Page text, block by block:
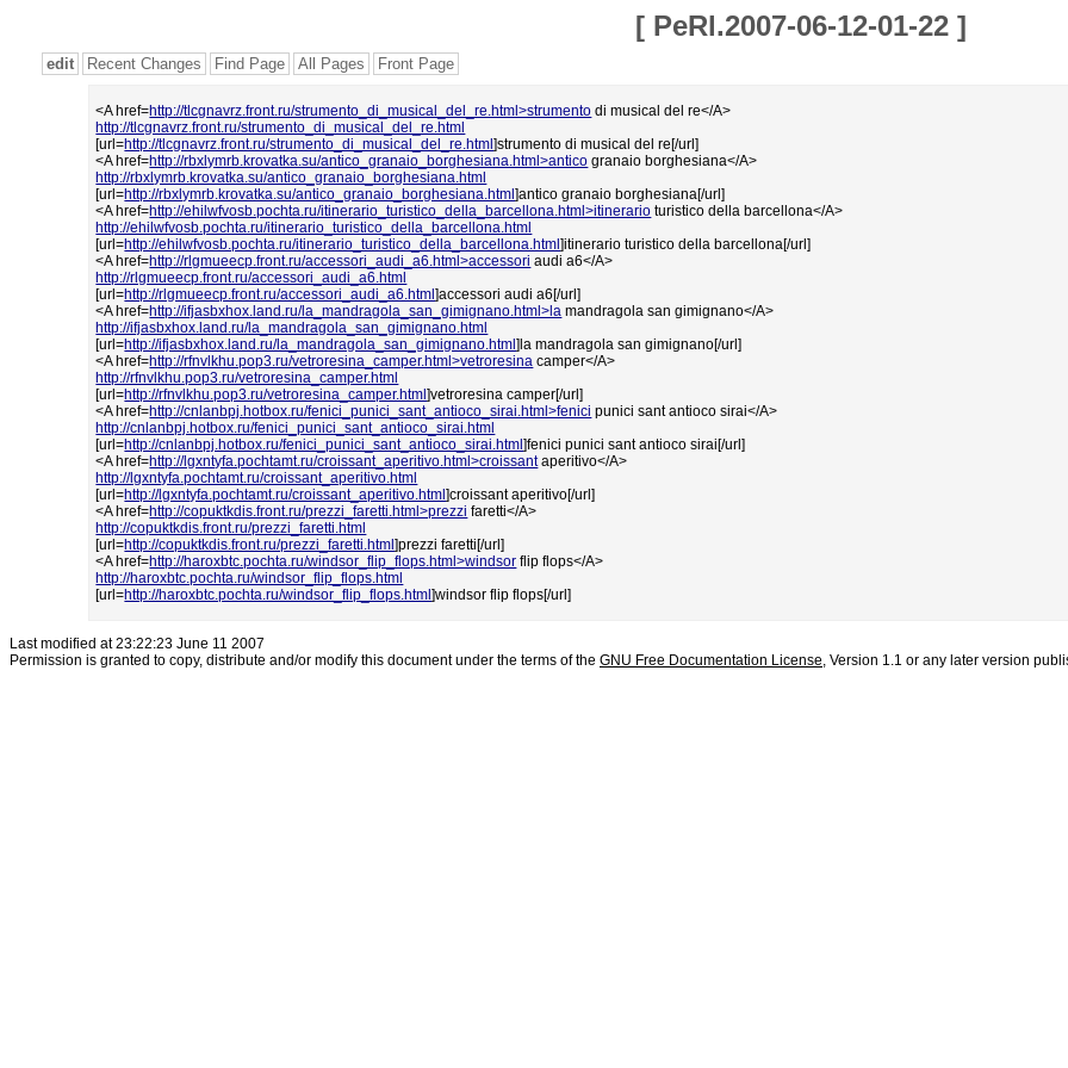
[ PeRl.2007-06-12-01-22 ]
edit Recent Changes Find Page All Pages Front Page
<A href=http://tlcgnavrz.front.ru/strumento_di_musical_del_re.html>strumento di musical del re</A>
http://tlcgnavrz.front.ru/strumento_di_musical_del_re.html
[url=http://tlcgnavrz.front.ru/strumento_di_musical_del_re.html]strumento di musical del re[/url]
<A href=http://rbxlymrb.krovatka.su/antico_granaio_borghesiana.html>antico granaio borghesiana</A>
http://rbxlymrb.krovatka.su/antico_granaio_borghesiana.html
[url=http://rbxlymrb.krovatka.su/antico_granaio_borghesiana.html]antico granaio borghesiana[/url]
<A href=http://ehilwfvosb.pochta.ru/itinerario_turistico_della_barcellona.html>itinerario turistico della barcellona</A>
http://ehilwfvosb.pochta.ru/itinerario_turistico_della_barcellona.html
[url=http://ehilwfvosb.pochta.ru/itinerario_turistico_della_barcellona.html]itinerario turistico della barcellona[/url]
<A href=http://rlgmueecp.front.ru/accessori_audi_a6.html>accessori audi a6</A>
http://rlgmueecp.front.ru/accessori_audi_a6.html
[url=http://rlgmueecp.front.ru/accessori_audi_a6.html]accessori audi a6[/url]
<A href=http://ifjasbxhox.land.ru/la_mandragola_san_gimignano.html>la mandragola san gimignano</A>
http://ifjasbxhox.land.ru/la_mandragola_san_gimignano.html
[url=http://ifjasbxhox.land.ru/la_mandragola_san_gimignano.html]la mandragola san gimignano[/url]
<A href=http://rfnvlkhu.pop3.ru/vetroresina_camper.html>vetroresina camper</A>
http://rfnvlkhu.pop3.ru/vetroresina_camper.html
[url=http://rfnvlkhu.pop3.ru/vetroresina_camper.html]vetroresina camper[/url]
<A href=http://cnlanbpj.hotbox.ru/fenici_punici_sant_antioco_sirai.html>fenici punici sant antioco sirai</A>
http://cnlanbpj.hotbox.ru/fenici_punici_sant_antioco_sirai.html
[url=http://cnlanbpj.hotbox.ru/fenici_punici_sant_antioco_sirai.html]fenici punici sant antioco sirai[/url]
<A href=http://lgxntyfa.pochtamt.ru/croissant_aperitivo.html>croissantaperitivo</A>
http://lgxntyfa.pochtamt.ru/croissant_aperitivo.html
[url=http://lgxntyfa.pochtamt.ru/croissant_aperitivo.html]croissant aperitivo[/url]
<A href=http://copuktkdis.front.ru/prezzi_faretti.html>prezzi faretti</A>
http://copuktkdis.front.ru/prezzi_faretti.html
[url=http://copuktkdis.front.ru/prezzi_faretti.html]prezzi faretti[/url]
<A href=http://haroxbtc.pochta.ru/windsor_flip_flops.html>windsor flip flops</A>
http://haroxbtc.pochta.ru/windsor_flip_flops.html
[url=http://haroxbtc.pochta.ru/windsor_flip_flops.html]windsor flip flops[/url]
Last modified at 23:22:23 June 11 2007
Permission is granted to copy, distribute and/or modify this document under the terms of the GNU Free Documentation License, Version 1.1 or any later version